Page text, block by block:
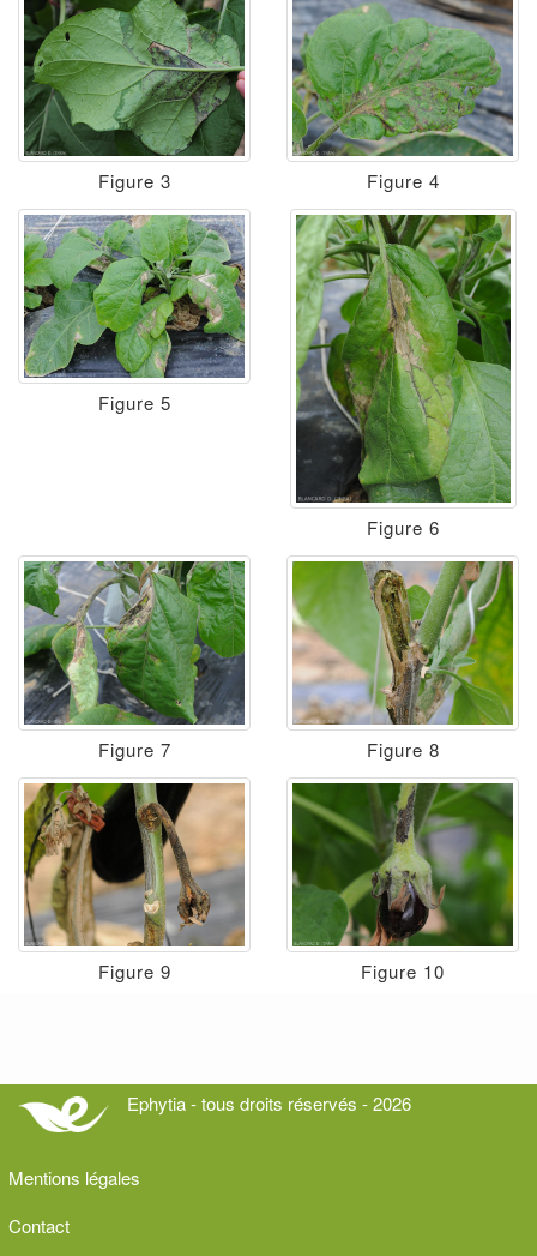
Figure 3 Figure 4
Figure 5
Figure 6
Figure 7 Figure 8
Figure 9 Figure 10
Ephytia - tous droits réservés - 2026
Mentions légales
Contact